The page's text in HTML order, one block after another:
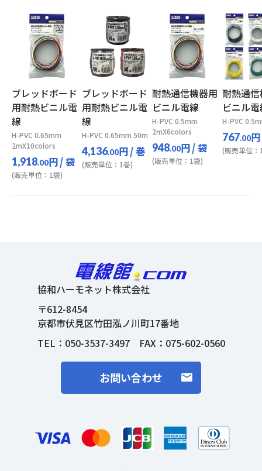
ブレッドボード
用耐熱ビニル電
線
H-PVC 0.65mm
2mX10colors
1,918.00円/ 袋
(販売単位：1袋)
ブレッドボード
用耐熱ビニル電
線
H-PVC 0.65mm 50m
4,136.00円/ 巻
(販売単位：1巻)
耐熱通信機器用
ビニル電線
H-PVC 0.5mm
2mX6colors
948.00円/ 袋
(販売単位：1袋)
耐熱通
ビニル
H-PVC
767.00円
(販売単位：
協和ハーモネット株式会社
〒612-8454
京都市伏見区竹田泓ノ川町17番地
TEL： 050-3537-3497FAX：075-602-0560
お問い合わせ